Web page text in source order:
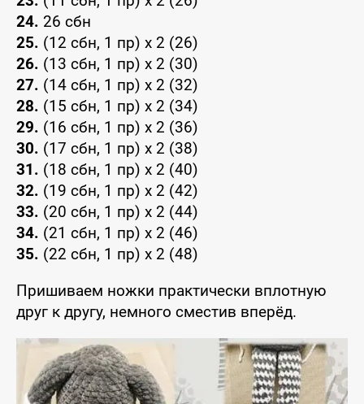
24. 26 сбн
25. (12 сбн, 1 пр) х 2 (26)
26. (13 сбн, 1 пр) х 2 (30)
27. (14 сбн, 1 пр) х 2 (32)
28. (15 сбн, 1 пр) х 2 (34)
29. (16 сбн, 1 пр) х 2 (36)
30. (17 сбн, 1 пр) х 2 (38)
31. (18 сбн, 1 пр) х 2 (40)
32. (19 сбн, 1 пр) х 2 (42)
33. (20 сбн, 1 пр) х 2 (44)
34. (21 сбн, 1 пр) х 2 (46)
35. (22 сбн, 1 пр) х 2 (48)
Пришиваем ножки практически вплотную
друг к другу, немного сместив вперёд.